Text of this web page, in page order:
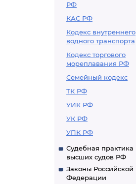
РФ
КАС РФ
Кодекс внутреннего
водного транспорта
Кодекс торгового
мореплавания РФ
Семейный кодекс
ТК РФ
УИК РФ
УК РФ
УПК РФ
Судебная практика
высших судов РФ
Законы Российской
Федерации